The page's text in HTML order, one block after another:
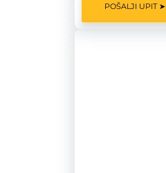
POŠALJI UPIT ➤